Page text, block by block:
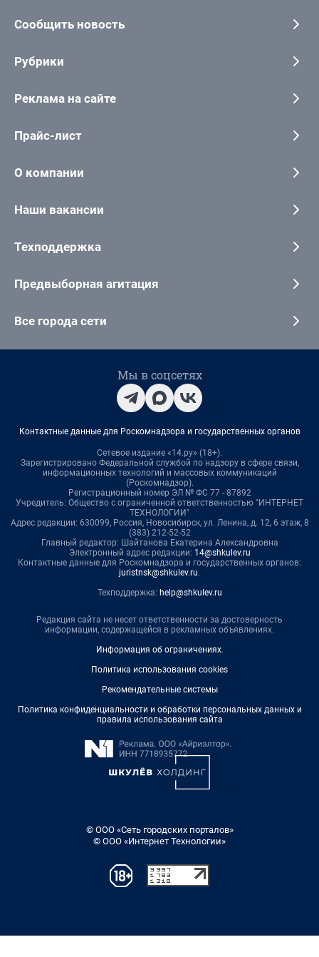
Сообщить новость
Рубрики
Реклама на сайте
Прайс-лист
О компании
Наши вакансии
Техподдержка
Предвыборная агитация
Все города сети
Мы в соцсетях
Контактные данные для Роскомнадзора и государственных органов
Сетевое издание «14.ру» (18+).
Зарегистрировано Федеральной службой по надзору в сфере связи,
информационных технологий и массовых коммуникаций
(Роскомнадзор).
Регистрационный номер ЭЛ № ФС 77 - 87892
Учредитель: Общество с ограниченной ответственностью "ИНТЕРНЕТ
ТЕХНОЛОГИИ"
Адрес редакции: 630099, Россия, Новосибирск, ул. Ленина, д. 12, 6 этаж, 8
(383) 212-52-52
Главный редактор: Шайтанова Екатерина Александровна
Электронный адрес редакции: 14@shkulev.ru
Контактные данные для Роскомнадзора и государственных органов:
juristnsk@shkulev.ru.
Техподдержка: help@shkulev.ru
Редакция сайта не несет ответственности за достоверность
информации, содержащейся в рекламных объявлениях.
Информация об ограничениях.
Политика использования cookies
Рекомендательные системы
Политика конфиденциальности и обработки персональных данных и
правила использования сайта
© ООО «Сеть городских порталов»
© ООО «Интернет Технологии»